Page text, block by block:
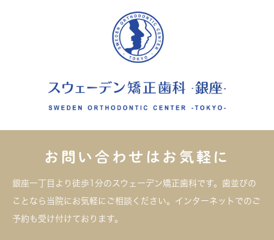
お問い合わせはお気軽に
銀座一丁目より徒歩1分のスウェーデン矯正歯科です。歯並びの
ことなら当院にお気軽にご相談ください。インターネットでのご
予約も受け付けております。